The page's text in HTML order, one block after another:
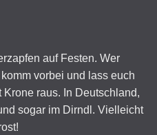
auf Festen. Wer
vorbei und lass euch
raus. In Deutschland,
sogar im Dirndl. Vielleicht